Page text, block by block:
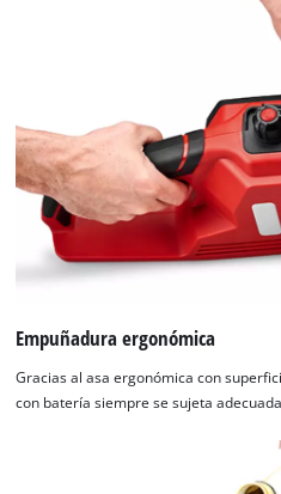
Empuñadura ergonómica
Gracias al asa ergonómica con
con batería siempre se sujeta